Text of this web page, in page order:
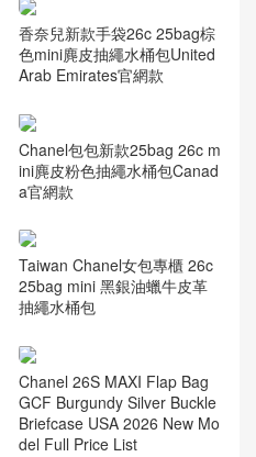
香奈兒新款手袋26c 25bag棕
色mini麂皮抽繩水桶包United
Arab Emirates官網款
Chanel包包新款25bag 26c m
ini麂皮粉色抽繩水桶包Canad
a官網款
Taiwan Chanel女包專櫃 26c
25bag mini 黑銀油蠟牛皮革
抽繩水桶包
Chanel 26S MAXI Flap Bag
GCF Burgundy Silver Buckle
Briefcase USA 2026 New Mo
del Full Price List